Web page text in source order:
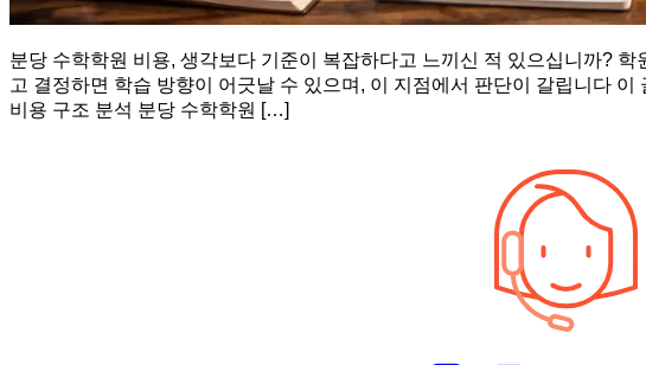
분당 수학학원 비용, 생각보다 기준이 복잡하다고 느끼신 적 있으십니까?
고 결정하면 학습 방향이 어긋날 수 있으며, 이 지점에서 판단이 갈립니다
비용 구조 분석 분당 수학학원 […]